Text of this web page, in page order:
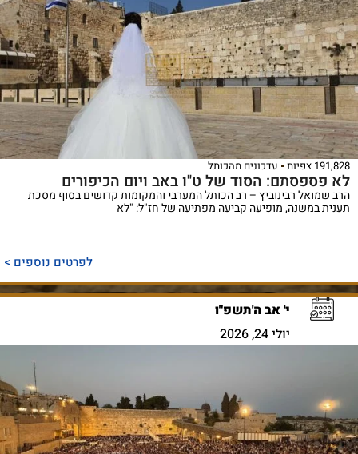
191,828 צפיות עדכונים מהכותל
לא פספסתם: הסוד של ט"ו באב ויום הכיפורים
הרב שמואל רבינוביץ – רב הכותל המערבי והמקומות קדושים בסוף מסכת
תענית במשנה, מופיעה קביעה מפתיעה של חז"ל: "לא
לפרטים נוספים >
י' אב ה'תשפ"ו
יולי 24, 2026